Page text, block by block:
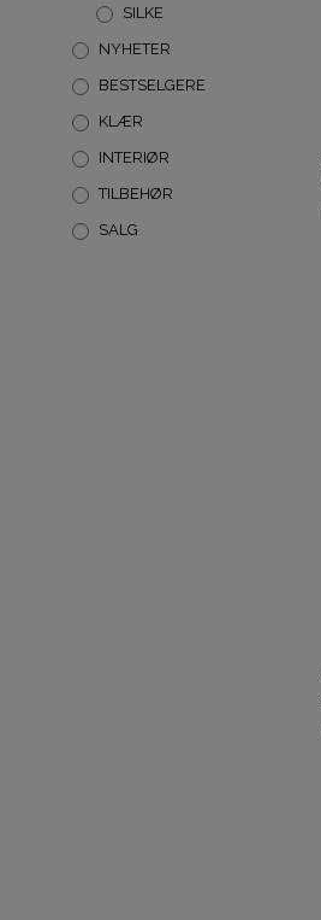
SILKE
NYHETER
BESTSELGERE
KLÆR
INTERIØR
TILBEHØR
SALG